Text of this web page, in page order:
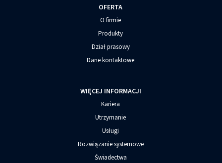
OFERTA
O firmie
Produkty
Dział prasowy
Dane kontaktowe
WIĘCEJ INFORMACJI
Kariera
Utrzymanie
Usługi
Rozwiązanie systemowe
Świadectwa